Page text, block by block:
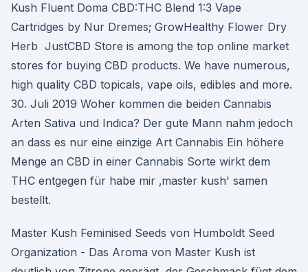
Kush Fluent Doma CBD:THC Blend 1:3 Vape
Cartridges by Nur Dremes; GrowHealthy Flower Dry
Herb JustCBD Store is among the top online market
stores for buying CBD products. We have numerous,
high quality CBD topicals, vape oils, edibles and more.
30. Juli 2019 Woher kommen die beiden Cannabis
Arten Sativa und Indica? Der gute Mann nahm jedoch
an dass es nur eine einzige Art Cannabis Ein höhere
Menge an CBD in einer Cannabis Sorte wirkt dem
THC entgegen für habe mir ‚master kush' samen
bestellt.
Master Kush Feminised Seeds von Humboldt Seed
Organization - Das Aroma von Master Kush ist